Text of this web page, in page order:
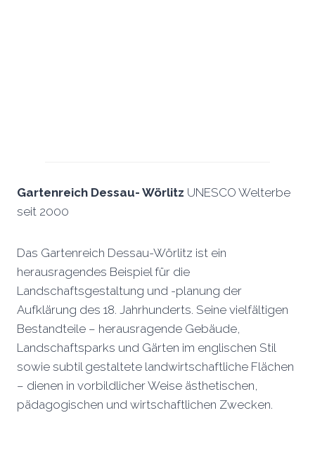
Gartenreich Dessau- Wörlitz UNESCO Welterbe
seit 2000
Das Gartenreich Dessau-Wörlitz ist ein
herausragendes Beispiel für die
Landschaftsgestaltung und -planung der
Aufklärung des 18. Jahrhunderts. Seine vielfältigen
Bestandteile – herausragende Gebäude,
Landschaftsparks und Gärten im englischen Stil
sowie subtil gestaltete landwirtschaftliche Flächen
– dienen in vorbildlicher Weise ästhetischen,
pädagogischen und wirtschaftlichen Zwecken.